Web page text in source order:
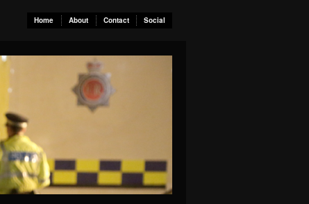
Home About Contact Social